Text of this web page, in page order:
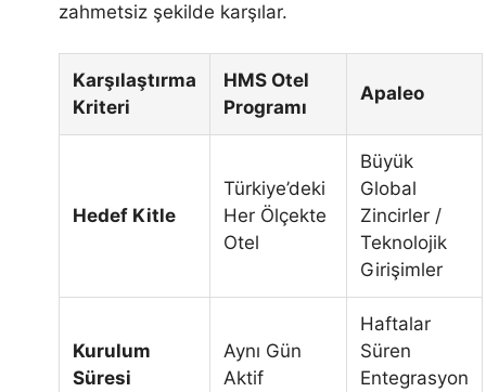
zahmetsiz şekilde karşılar.
Karşılaştırma
Kriteri
HMS Otel
Programı
Apaleo
Hedef Kitle
Türkiye’deki
Her Ölçekte
Otel
Büyük
Global
Zincirler /
Teknolojik
Girişimler
Kurulum
Süresi
Aynı Gün
Aktif
Haftalar
Süren
Entegrasyon